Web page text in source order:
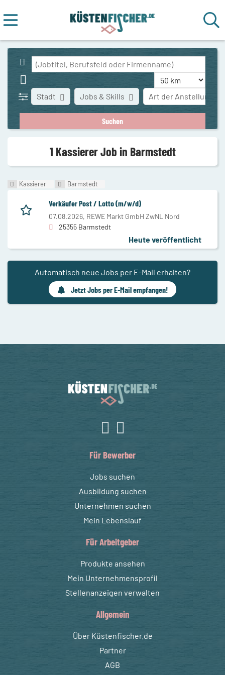
Stadt Art der Anstellung
Jobs & Skills
1 Kassierer Job in Barmstedt
Kassierer Barmstedt
Verkäufer Post / Lotto (m/w/d)
07.08.2026, REWE Markt GmbH ZwNL Nord
25355 Barmstedt
Heute veröffentlicht
Automatisch neue Jobs per E-Mail erhalten?
Jetzt Jobs per E-Mail empfangen!
Für Bewerber
Jobs suchen
Ausbildung suchen
Unternehmen suchen
Mein Lebenslauf
Für Arbeitgeber
Produkte ansehen
Mein Unternehmensprofil
Stellenanzeigen verwalten
Allgemein
Über Küstenfischer.de
Partner
AGB